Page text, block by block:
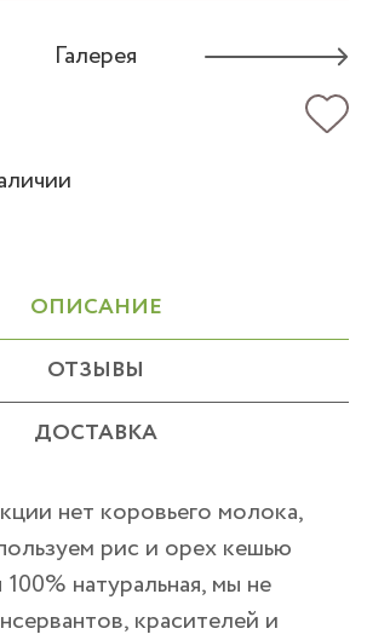
Галерея
ОПИСАНИЕ
ОТЗЫВЫ
ДОСТАВКА
нет коровьего молока,
рис и орех кешью
натуральная, мы не
красителей и